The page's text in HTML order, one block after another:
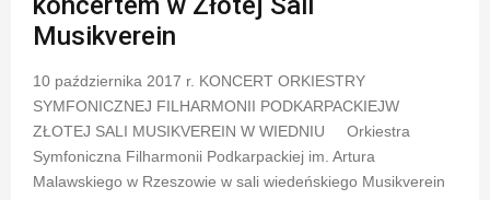
Musikverein
10 października 2017 r. KONCERT ORKIESTRY
SYMFONICZNEJ FILHARMONII PODKARPACKIEJW
ZŁOTEJ SALI MUSIKVEREIN W WIEDNIU Orkiestra
Symfoniczna Filharmonii Podkarpackiej im. Artura
Malawskiego w Rzeszowie w sali wiedeńskiego Musikverein